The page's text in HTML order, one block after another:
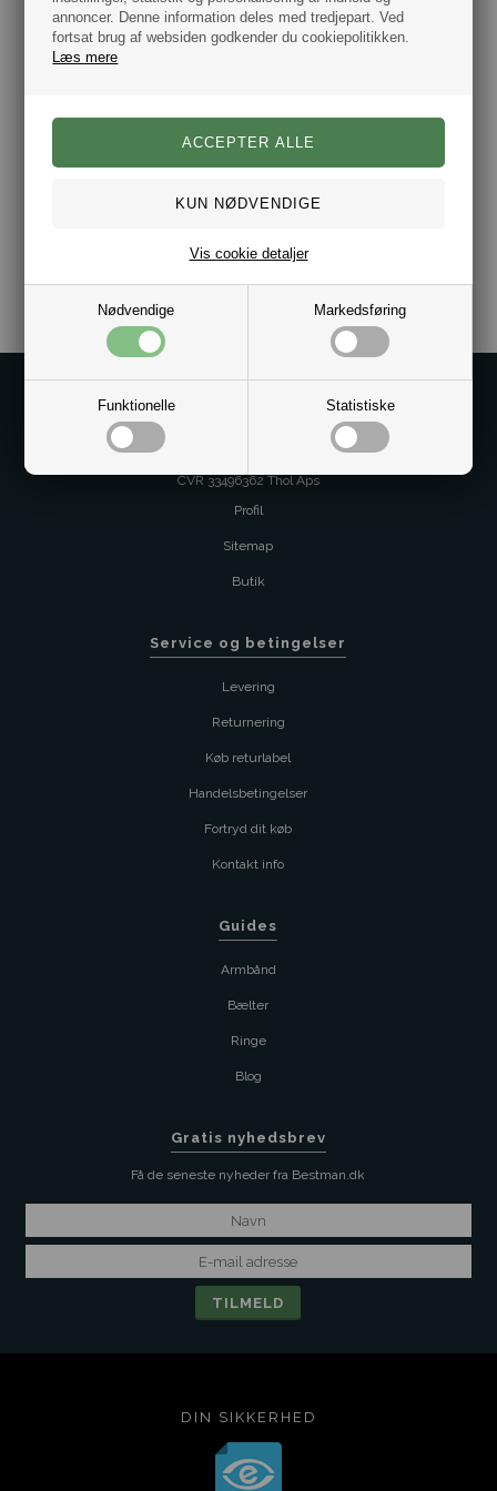
annoncer. Denne information deles med tredjepart. Ved
fortsat brug af websiden godkender du cookiepolitikken.
Læs mere
Nødvendige Markedsføring
Funktionelle Statistiske
Vis cookie detaljer
Farve: Sølv
Materiale rustfrit stål.
Bredde 10 mm.
Tykkelse 5 mm.
Kundeservice@bestman.dk
CVR 33496362 Thol Aps
Profil
Sitemap
Butik
Service og betingelser
Levering
Returnering
Køb returlabel
Handelsbetingelser
Fortryd dit køb
Kontakt info
Guides
Armbånd
Bælter
Ringe
Blog
Gratis nyhedsbrev
Få de seneste nyheder fra Bestman.dk
DIN SIKKERHED